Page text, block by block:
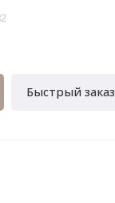
Быстрый заказ